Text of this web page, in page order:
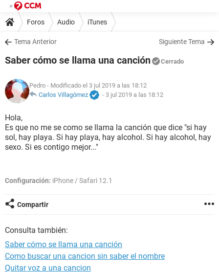
Foros Audio iTunes
Tema Anterior Siguiente Tema
Saber cómo se llama una canción Cerrado
Pedro - Modificado el 3 jul 2019 a las 18:12
Carlos Villagómez
- 3 jul 2019 a las 18:12
Hola,
Es que no me se como se llama la canción que dice "si hay
sol, hay playa. Si hay playa, hay alcohol. Si hay alcohol, hay
sexo. Si es contigo mejor..."
Configuración: iPhone / Safari 12.1
Compartir
Consulta también:
Saber cómo se llama una canción
Como buscar una cancion sin saber el nombre
Quitar voz a una cancion